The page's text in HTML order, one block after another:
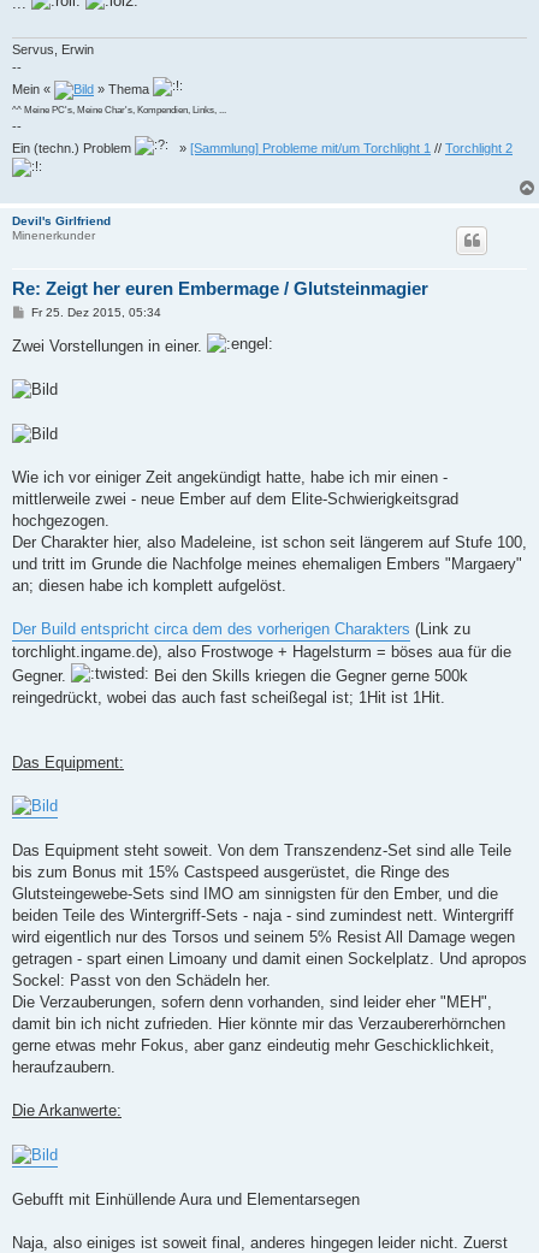
Servus, Erwin
--
Mein «
» Thema
^^ Meine PC's, Meine Char's, Kompendien, Links, ...
--
Ein (techn.) Problem
» [Sammlung] Probleme mit/um Torchlight 1 // Torchlight 2
Devil's Girlfriend
Minenerkunder
Re: Zeigt her euren Embermage / Glutsteinmagier
B
t
a
g
Fr 25. Dez 2015, 05:34
Zwei Vorstellungen in einer.
Wie ich vor einiger Zeit angekündigt hatte, habe ich mir einen -
mittlerweile zwei - neue Ember auf dem Elite-Schwierigkeitsgrad
hochgezogen.
Der Charakter hier, also Madeleine, ist schon seit längerem auf Stufe 100,
und tritt im Grunde die Nachfolge meines ehemaligen Embers "Margaery"
an; diesen habe ich komplett aufgelöst.
Der Build entspricht circa dem des vorherigen Charakters (Link zu
torchlight.ingame.de), also Frostwoge + Hagelsturm = böses aua für die
Gegner.
Bei den Skills kriegen die Gegner gerne 500k
reingedrückt, wobei das auch fast scheißegal ist; 1Hit ist 1Hit.
Das Equipment:
Das Equipment steht soweit. Von dem Transzendenz-Set sind alle Teile
bis zum Bonus mit 15% Castspeed ausgerüstet, die Ringe des
Glutsteingewebe-Sets sind IMO am sinnigsten für den Ember, und die
beiden Teile des Wintergriff-Sets - naja - sind zumindest nett. Wintergriff
wird eigentlich nur des Torsos und seinem 5% Resist All Damage wegen
getragen - spart einen Limoany und damit einen Sockelplatz. Und apropos
Sockel: Passt von den Schädeln her.
Die Verzauberungen, sofern denn vorhanden, sind leider eher "MEH",
damit bin ich nicht zufrieden. Hier könnte mir das Verzaubererhörnchen
gerne etwas mehr Fokus, aber ganz eindeutig mehr Geschicklichkeit,
heraufzaubern.
Die Arkanwerte:
Gebufft mit Einhüllende Aura und Elementarsegen
Naja, also einiges ist soweit final, anderes hingegen leider nicht. Zuerst